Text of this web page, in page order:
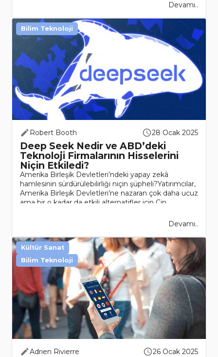
Devamı..
Robert Booth 28 Ocak 2025
Deep Seek Nedir ve ABD’deki
Teknoloji Firmalarının Hisselerini
Niçin Etkiledi?
Amerika Birleşik Devletleri’ndeki yapay zekâ
hamlesinin sürdürülebilirliği niçin şüpheli?Yatırımcılar,
Amerika Birleşik Devletleri’ne nazaran çok daha ucuz
ama bir o kadar da etkili alternatifler için Çin
Devamı..
Bilim Teknoloji
Adrien Rivierre 26 Ocak 2025
Kültür Sanat
Bilim Teknoloji